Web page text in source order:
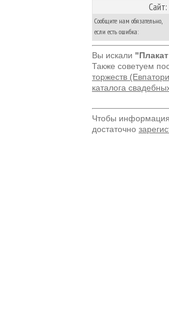
Сайт:
Сообщите нам обязательно,
если есть ошибка:
Вы искали
Также советуем
торжеств
каталога
Чтобы
достаточно